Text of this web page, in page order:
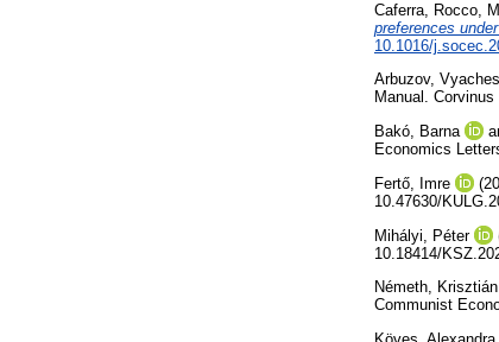
Caferra, Rocco,
preferences
10.1016/
Arbuzov,
Manual.
Bakó, Barna
Economics
Fertő, Imre
10.47630/
Mihályi, Péter
10.18414/
Németh, Krisztián
Communist